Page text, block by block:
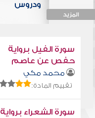
المزيد
ودروس
سورة الفيل برواية
حفص عن عاصم
محمد مكي
تقييم المادة:
سورة الشعراء برواية